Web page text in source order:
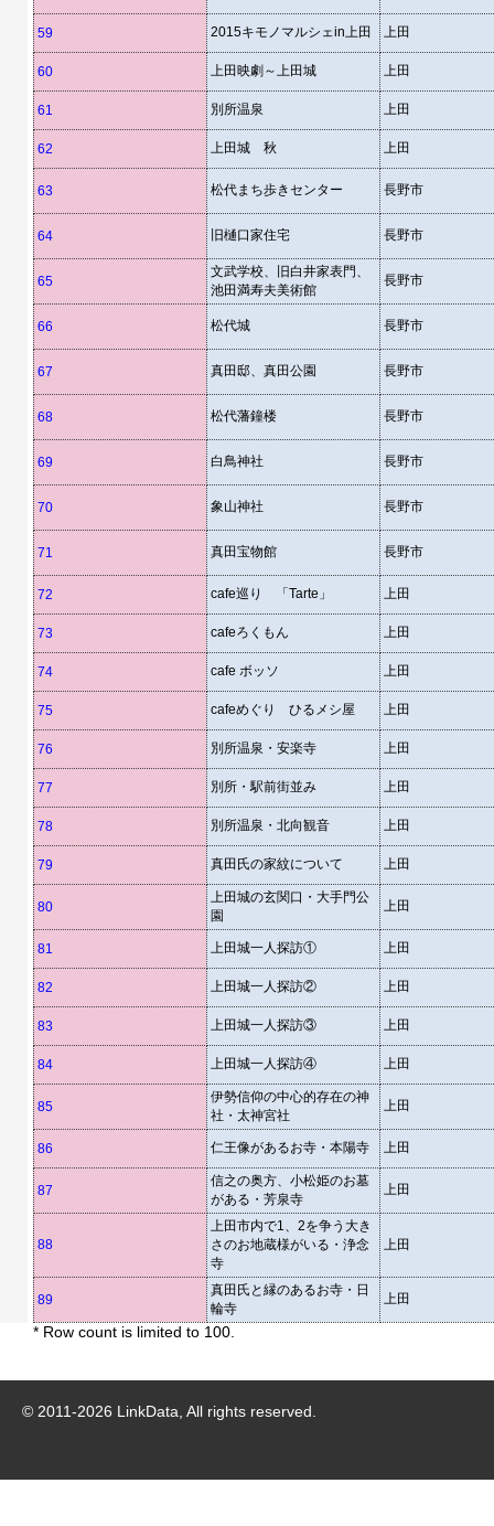
59 2015キモノマルシェin上田 上田
60 上田映劇～上田城 上田
61 別所温泉 上田
62 上田城 秋 上田
63 松代まち歩きセンター 長野市
64 旧樋口家住宅 長野市
65
文武学校、旧白井家表門、
池田満寿夫美術館
長野市
66 松代城 長野市
67 真田邸、真田公園 長野市
68 松代藩鐘楼 長野市
69 白鳥神社 長野市
70 象山神社 長野市
71 真田宝物館 長野市
72 cafe巡り 「Tarte」 上田
73 cafeろくもん 上田
74 cafe ボッソ 上田
75 cafeめぐり ひるメシ屋 上田
76 別所温泉・安楽寺 上田
77 別所・駅前街並み 上田
78 別所温泉・北向観音 上田
79 真田氏の家紋について 上田
80
上田城の玄関口・大手門公
園
上田
81 上田城一人探訪① 上田
82 上田城一人探訪② 上田
83 上田城一人探訪③ 上田
84 上田城一人探訪④ 上田
85
伊勢信仰の中心的存在の神
社・太神宮社
上田
86 仁王像があるお寺・本陽寺 上田
87
信之の奥方、小松姫のお墓
がある・芳泉寺
上田
88
上田市内で1、2を争う大き
さのお地蔵様がいる・浄念
寺
上田
89
真田氏と縁のあるお寺・日
輪寺
上田
* Row count is limited to 100.
© 2011-2026 LinkData, All rights reserved.